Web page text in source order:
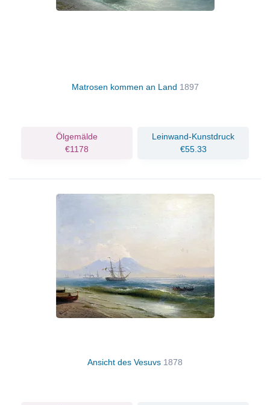
Matrosen kommen an Land 1897
Ölgemälde
€1178
Leinwand-Kunstdruck
€55.33
Ansicht des Vesuvs 1878